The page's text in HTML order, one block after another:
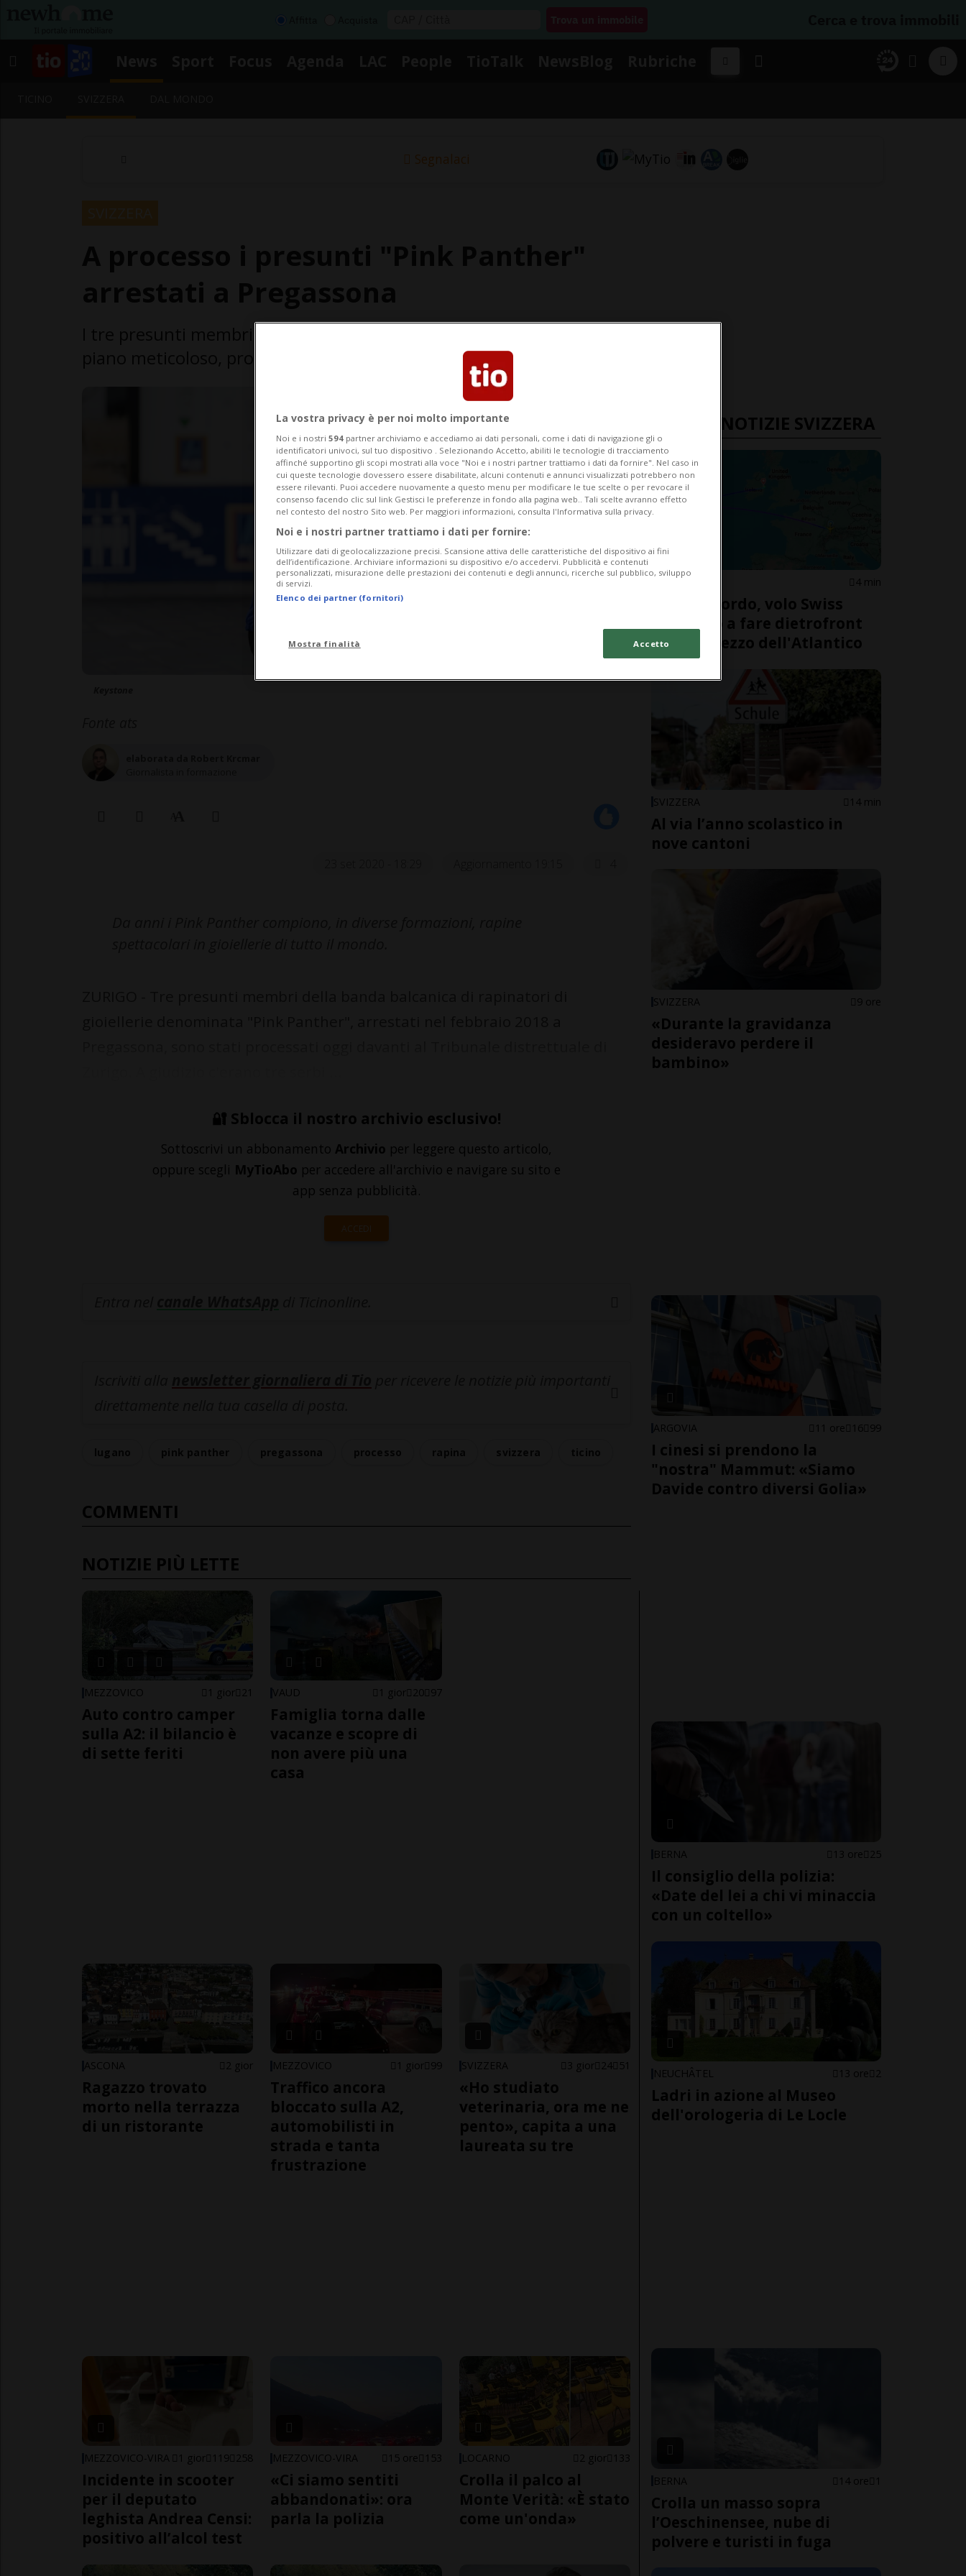
Segnalaci
🔐 Sblocca il nostro archivio esclusivo!
Sottoscrivi un abbonamento Archivio per leggere questo articolo,
oppure scegli MyTioAbo per accedere all'archivio e navigare su sito e
app senza pubblicità.
ACCEDI
COMMENTI
NOTIZIE PIÙ LETTE
MEZZOVICO 1 gior 21
Auto contro camper
sulla A2: il bilancio è
di sette feriti
VAUD 1 gior 20 97
Famiglia torna dalle
vacanze e scopre di
non avere più una
casa
ASCONA 2 gior
Ragazzo trovato
morto nella terrazza
di un ristorante
MEZZOVICO 1 gior 99
Traffico ancora
bloccato sulla A2,
automobilisti in
strada e tanta
frustrazione
SVIZZERA 3 gior 24 51
«Ho studiato
veterinaria, ora me ne
pento», capita a una
laureata su tre
MEZZOVICO-VIRA 1 gior 119 258
Incidente in scooter
per il deputato
leghista Andrea Censi:
positivo all’alcol test
MEZZOVICO-VIRA 15 ore 153
«Ci siamo sentiti
abbandonati»: ora
parla la polizia
LOCARNO 2 gior 133
Crolla il palco al
Monte Verità: «È stato
come un'onda»
ULTIME NOTIZIE SVIZZERA
SVIZZERA 4 min
Fumo a bordo, volo Swiss
costretto a fare dietrofront
nel bel mezzo dell'Atlantico
SVIZZERA 14 min
Al via l’anno scolastico in
nove cantoni
SVIZZERA 9 ore
«Durante la gravidanza
desideravo perdere il
bambino»
ARGOVIA 11 ore 16 99
I cinesi si prendono la
"nostra" Mammut: «Siamo
Davide contro diversi Golia»
BERNA 13 ore 25
Il consiglio della polizia:
«Date del lei a chi vi minaccia
con un coltello»
NEUCHÂTEL 13 ore 2
Ladri in azione al Museo
dell'orologeria di Le Locle
BERNA 14 ore 1
Crolla un masso sopra
l’Oeschinensee, nube di
polvere e turisti in fuga
La vostra privacy è per noi molto importante
Noi e i nostri 594 partner archiviamo e accediamo ai dati personali, come i dati di navigazione gli o
identificatori univoci, sul tuo dispositivo . Selezionando Accetto, abiliti le tecnologie di tracciamento
affinché supportino gli scopi mostrati alla voce "Noi e i nostri partner trattiamo i dati da fornire". Nel caso in
cui queste tecnologie dovessero essere disabilitate, alcuni contenuti e annunci visualizzati potrebbero non
essere rilevanti. Puoi accedere nuovamente a questo menu per modificare le tue scelte o per revocare il
consenso facendo clic sul link Gestisci le preferenze in fondo alla pagina web.. Tali scelte avranno effetto
nel contesto del nostro Sito web. Per maggiori informazioni, consulta l'Informativa sulla privacy.
Noi e i nostri partner trattiamo i dati per fornire:
Utilizzare dati di geolocalizzazione precisi. Scansione attiva delle caratteristiche del dispositivo ai fini
dell’identificazione. Archiviare informazioni su dispositivo e/o accedervi. Pubblicità e contenuti
personalizzati, misurazione delle prestazioni dei contenuti e degli annunci, ricerche sul pubblico, sviluppo
di servizi.
Elenco dei partner (fornitori)
Mostra finalità Accetto